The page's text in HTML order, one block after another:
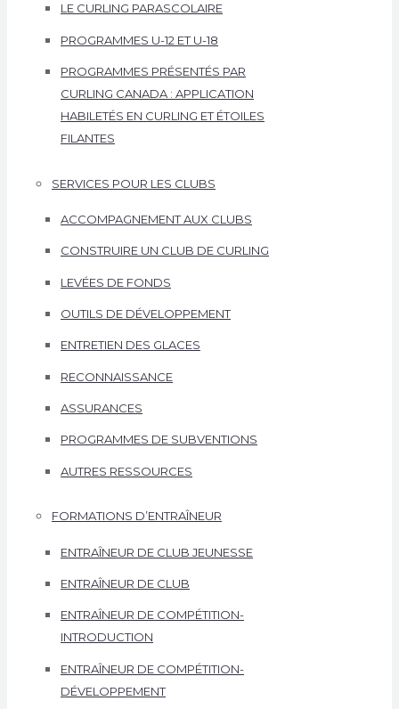
LE CURLING PARASCOLAIRE
PROGRAMMES U-12 ET U-18
PROGRAMMES PRÉSENTÉS PAR
CURLING CANADA : APPLICATION
HABILETÉS EN CURLING ET ÉTOILES
FILANTES
SERVICES POUR LES CLUBS
ACCOMPAGNEMENT AUX CLUBS
CONSTRUIRE UN CLUB DE CURLING
LEVÉES DE FONDS
OUTILS DE DÉVELOPPEMENT
ENTRETIEN DES GLACES
RECONNAISSANCE
ASSURANCES
PROGRAMMES DE SUBVENTIONS
AUTRES RESSOURCES
FORMATIONS D’ENTRAÎNEUR
ENTRAÎNEUR DE CLUB JEUNESSE
ENTRAÎNEUR DE CLUB
ENTRAÎNEUR DE COMPÉTITION-
INTRODUCTION
ENTRAÎNEUR DE COMPÉTITION-
DÉVELOPPEMENT